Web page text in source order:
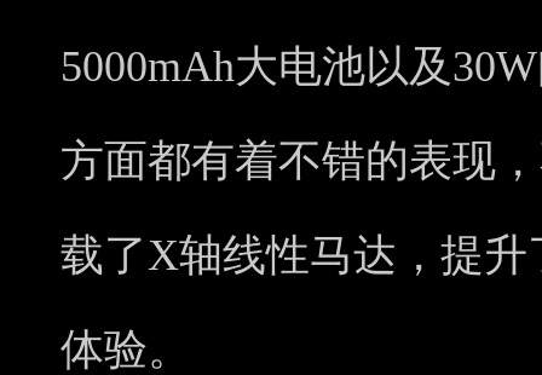
5000mAh大电池以及
方面都有着不错的表现
载了X轴线性马达，提
体验。